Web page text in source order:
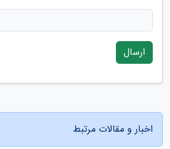
ارسال
اخبار و مقالات مرتبط